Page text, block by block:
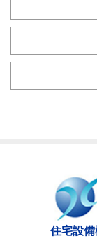
住宅設備